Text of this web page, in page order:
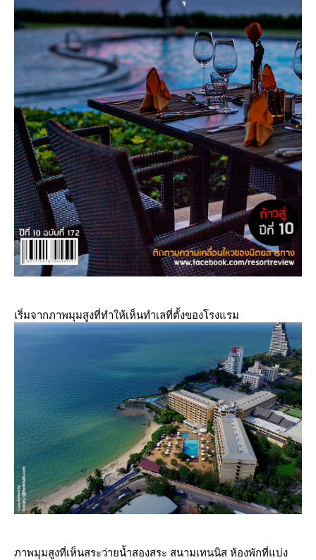
เริ่มจากภาพมุมสูงที่ทำให้เห็นทำเลที่ตั้งของโรงแรม
ภาพมุมสูงที่เห็นสระว่ายน้ำสองสระ สนามเทนนิส ห้องพักที่แบ่ง